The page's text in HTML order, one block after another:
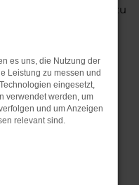
auch im Leasing zu
Prozent Ihren
ERROR
helfen können:
es uns, die Nutzung der
Leistung zu messen und
eingesetzt,
verwendet werden, um
und um Anzeigen
relevant sind.